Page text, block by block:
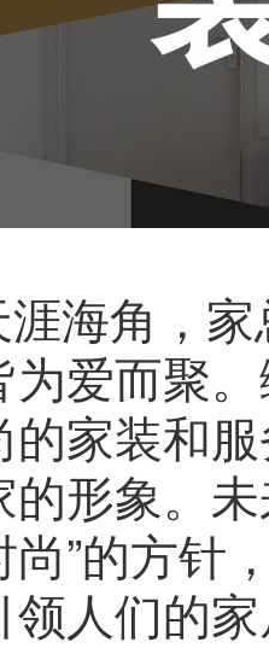
海角，
为爱而聚
家装和
形象。
”的方针
人们的